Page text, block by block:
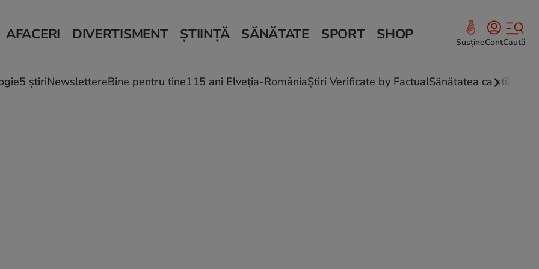
AFACERI
Auto
Locuri de muncă
DIVERTISMENT
Horoscop
Muzică și Filme
ȘTIINȚĂ
Schimbări climatice
SĂNĂTATE
Relații
Rețete culinare
SPORT SHOP SusțineContCaută
5 știriNewslettereBine pentru tine115 ani Elveția-RomâniaȘtiri Verificate by FactualSănătatea ca stil de